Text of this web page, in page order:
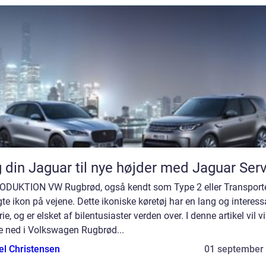
din Jaguar til nye højder med Jaguar
VW Rugbrød, også kendt som Type 2 eller
ikon på vejene. Dette ikoniske køretøj har en lang og
og er elsket af bilentusiaster verden over. I denne artikel vil vi
ned i Volkswagen Rugbrød...
Christensen
01 september